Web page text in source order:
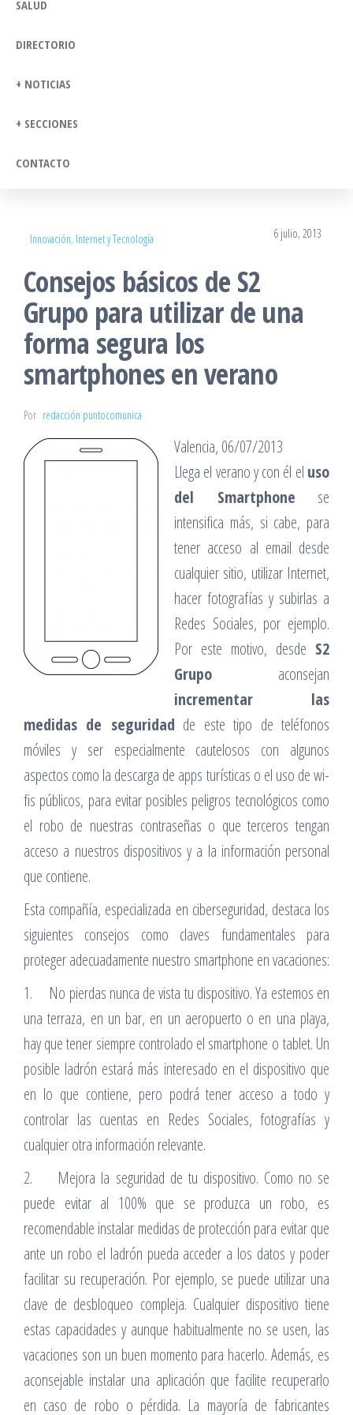
SALUD
DIRECTORIO
+ NOTICIAS
+ SECCIONES
CONTACTO
Innovación, Internet y Tecnología 6 julio, 2013
Consejos básicos de S2
Grupo para utilizar de una
forma segura los
smartphones en verano
Por redacción puntocomunica
Valencia, 06/07/2013
Llega el verano y con él el uso
del Smartphone se
intensifica más, si cabe, para
tener acceso al email desde
cualquier sitio, utilizar Internet,
hacer fotografías y subirlas a
Redes Sociales, por ejemplo.
Por este motivo, desde S2
Grupo aconsejan
incrementar las
medidas de seguridad de este tipo de teléfonos
móviles y ser especialmente cautelosos con algunos
aspectos como la descarga de apps turísticas o el uso de wi-
fis públicos, para evitar posibles peligros tecnológicos como
el robo de nuestras contraseñas o que terceros tengan
acceso a nuestros dispositivos y a la información personal
que contiene.
Esta compañía, especializada en ciberseguridad, destaca los
siguientes consejos como claves fundamentales para
proteger adecuadamente nuestro smartphone en vacaciones:
1. No pierdas nunca de vista tu dispositivo. Ya estemos en
una terraza, en un bar, en un aeropuerto o en una playa,
hay que tener siempre controlado el smartphone o tablet. Un
posible ladrón estará más interesado en el dispositivo que
en lo que contiene, pero podrá tener acceso a todo y
controlar las cuentas en Redes Sociales, fotografías y
cualquier otra información relevante.
2. Mejora la seguridad de tu dispositivo. Como no se
puede evitar al 100% que se produzca un robo, es
recomendable instalar medidas de protección para evitar que
ante un robo el ladrón pueda acceder a los datos y poder
facilitar su recuperación. Por ejemplo, se puede utilizar una
clave de desbloqueo compleja. Cualquier dispositivo tiene
estas capacidades y aunque habitualmente no se usen, las
vacaciones son un buen momento para hacerlo. Además, es
aconsejable instalar una aplicación que facilite recuperarlo
en caso de robo o pérdida. La mayoría de fabricantes